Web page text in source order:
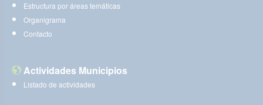
Estructura por áreas temáticas
Organigrama
Contacto
Actividades Municipios
Listado de actividades